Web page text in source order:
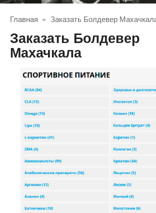
Главная » Заказать Болдевер
Заказать Болдевер
Махачкала